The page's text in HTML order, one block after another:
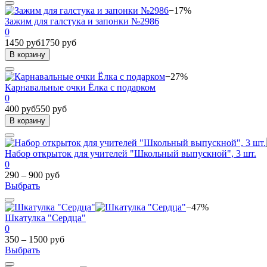
−17%
Зажим для галстука и запонки №2986
0
1450 руб1750 руб
В корзину
−27%
Карнавальные очки Ёлка с подарком
0
400 руб550 руб
В корзину
Набор открыток для учителей "Школьный выпускной", 3 шт.
0
290 – 900 руб
Выбрать
−47%
Шкатулка "Сердца"
0
350 – 1500 руб
Выбрать